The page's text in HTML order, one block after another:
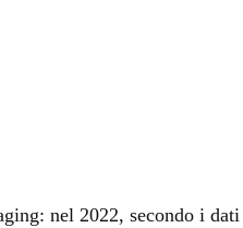
nel 2022, secondo i